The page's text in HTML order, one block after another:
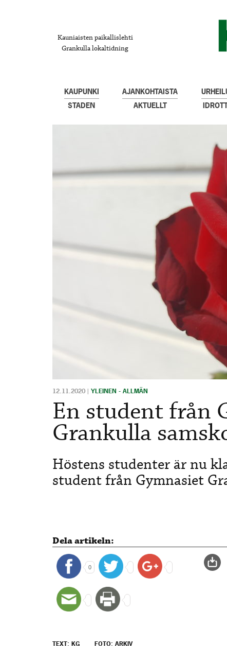
Kauniaisten paikallislehti
Grankulla lokaltidning
KAUPUNKI
STADEN
AJANKOHTAISTA
AKTUELLT
12.11.2020 | YLEINEN - ALLMÄN
En student från
Grankulla
Höstens studenter är nu
student från Gymnasiet
Dela artikeln:
0
TEXT: KG FOTO: ARKIV